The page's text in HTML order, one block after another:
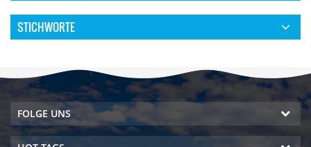
STICHWORTE
FOLGE UNS